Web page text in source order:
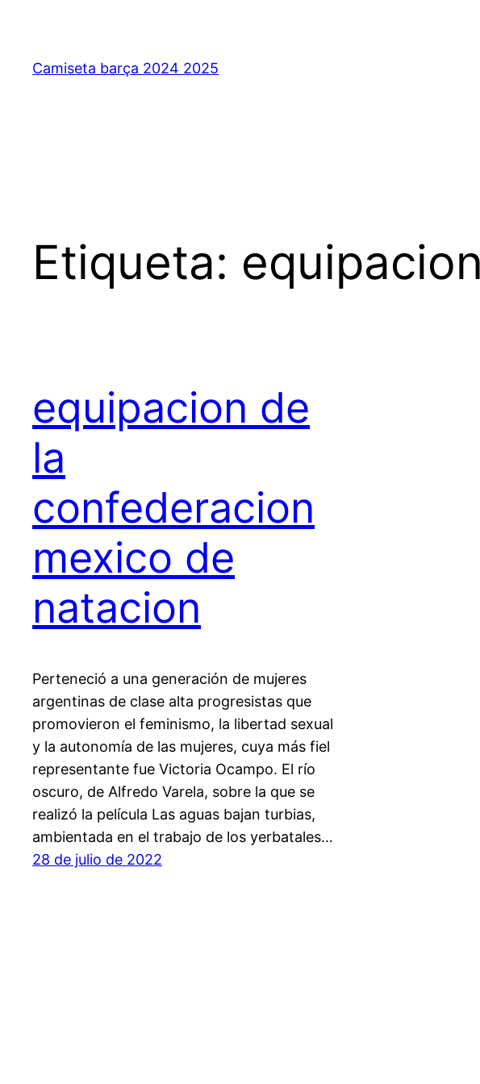
contenido
Camiseta barça 2024 2025
Etiqueta:
equipacion de
la
confederacion
mexico de
natacion
Perteneció a una generación de mujeres
argentinas de clase alta progresistas que
promovieron el feminismo, la libertad sexual
y la autonomía de las mujeres, cuya más fiel
representante fue Victoria Ocampo. El río
oscuro, de Alfredo Varela, sobre la que se
realizó la película Las aguas bajan turbias,
ambientada en el trabajo de los yerbatales…
28 de julio de 2022